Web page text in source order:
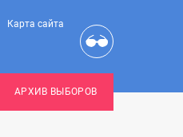
Карта сайта
АРХИВ ВЫБОРОВ